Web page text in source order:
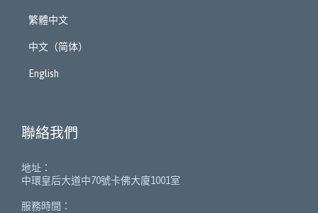
繁體中文
中文（简体）
English
聯絡我們
地址：
中環皇后大道中70號卡佛大廈1001室
服務時間：